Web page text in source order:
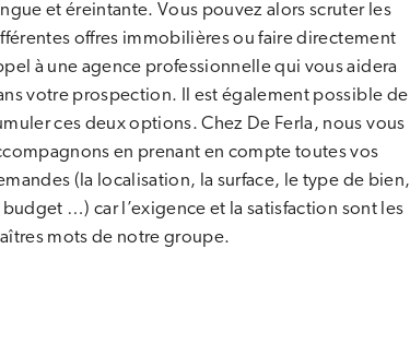
et éreintante. Vous pouvez alors scruter les
offres immobilières ou faire directement
à une agence professionnelle qui vous aidera
votre prospection. Il est également possible de
ces deux options. Chez De Ferla, nous vous
en prenant en compte toutes vos
(la localisation, la surface, le type de bien,
budget …) car l’exigence et la satisfaction sont les
mots de notre groupe.